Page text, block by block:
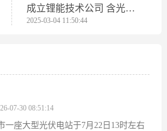
成立锂能技术公司 含光伏
制造业务
2025-03-04 11:50:44
07-30 08:51:14
一座大型光伏电站于7月22日13时左右